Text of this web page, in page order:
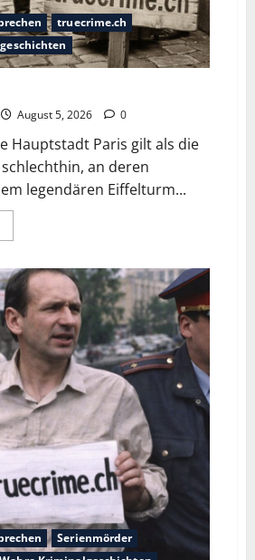
truecrime.ch
August 5, 2026 0
Hauptstadt Paris gilt als die
an deren
legendären Eiffelturm...
Serienmörder